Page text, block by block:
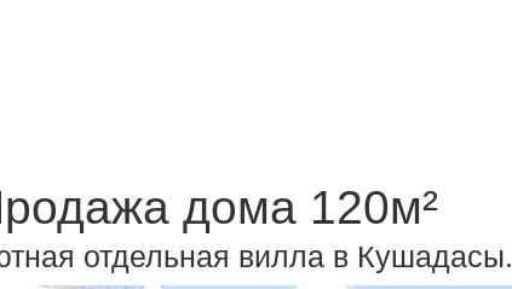
дома 120м²
отдельная вилла в Кушадасы.